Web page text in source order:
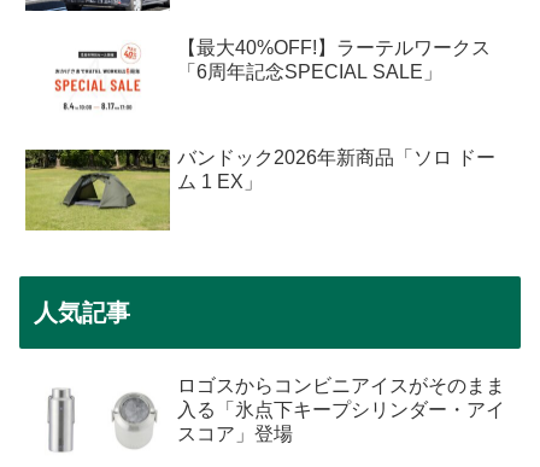
【最大40%OFF!】ラーテルワークス
「6周年記念SPECIAL SALE」
バンドック2026年新商品「ソロ ドー
ム 1 EX」
人気記事
ロゴスからコンビニアイスがそのまま
入る「氷点下キープシリンダー・アイ
スコア」登場